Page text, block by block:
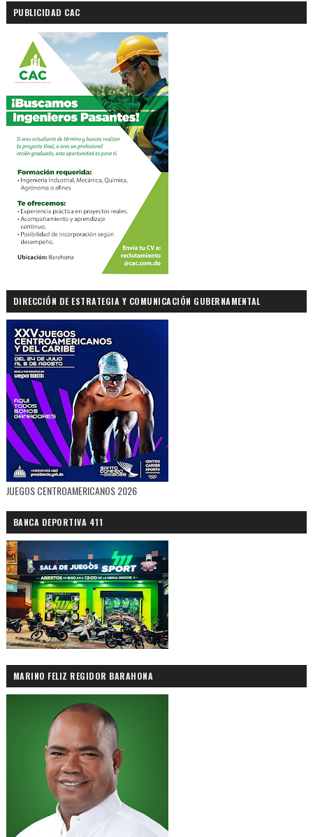
PUBLICIDAD CAC
DIRECCIÓN DE ESTRATEGIA Y COMUNICACIÓN GUBERNAMENTAL
JUEGOS CENTROAMERICANOS 2026
BANCA DEPORTIVA 411
MARINO FELIZ REGIDOR BARAHONA